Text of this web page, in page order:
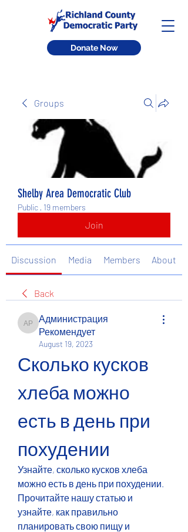
Donate Now
Groups
Shelby Area Democratic Club
Public · 19 members
Join
Discussion Media Members About
Back
Администрация Рекомендует
Администрация
Рекомендует
August 19, 2023
Сколько кусков
хлеба можно
есть в день при
похудении
Узнайте, сколько кусков хлеба
можно есть в день при похудении.
Прочитайте нашу статью и
узнайте, как правильно
планировать свою пищу и